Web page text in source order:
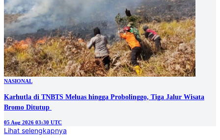
NASIONAL
Karhutla di TNBTS Meluas hingga Probolinggo, Tiga Jalur Wisata
05 Aug 2026 03:30 UTC
Lihat selengkapnya